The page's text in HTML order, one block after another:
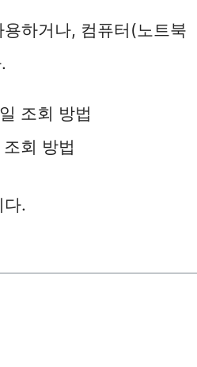
하거나, 컴퓨터(노트북
조회 방법
회 방법
다.